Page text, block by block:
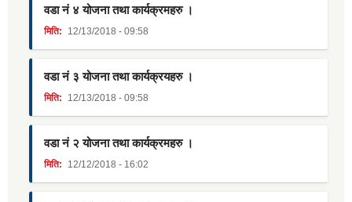
वडा नं ४ योजना तथा कार्यक्रमहरु ।
मिति: 12/13/2018 - 09:58
वडा नं ३ योजना तथा कार्यक्रयहरु ।
मिति: 12/13/2018 - 09:58
वडा नं २ योजना तथा कार्यक्रमहरु ।
मिति: 12/12/2018 - 16:02